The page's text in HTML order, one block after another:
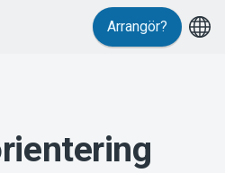
Arrangör?